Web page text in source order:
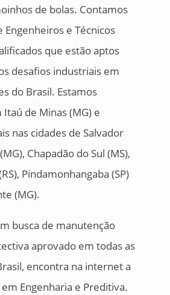
de bolas. Contamos
Engenheiros e Técnicos
que estão aptos
desafios industriais em
do Brasil. Estamos
de Minas (MG) e
nas cidades de Salvador
Chapadão do Sul (MS),
Pindamonhangaba (SP)
(MG).
busca de manutenção
aprovado em todas as
encontra na internet a
em Engenharia e Preditiva.